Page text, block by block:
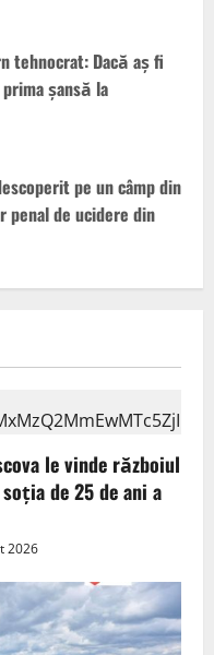
tehnocrat: Dacă aș fi
șansă la
pe un câmp din
penal de ucidere din
le vinde războiul
de 25 de ani a
2026